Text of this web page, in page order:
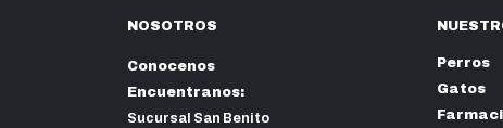
NOSOTROS
Conocenos
Encuentranos:
Sucursal San Benito
Perros
Gatos